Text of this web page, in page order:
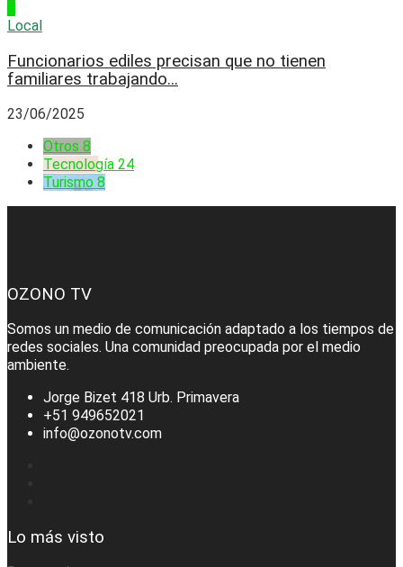
Local
Funcionarios ediles precisan que no tienen
familiares trabajando...
23/06/2025
Otros 8
Tecnología 24
Turismo 8
OZONO TV
Somos un medio de comunicación adaptado a los tiempos de
redes sociales. Una comunidad preocupada por el medio
ambiente.
Jorge Bizet 418 Urb. Primavera
+51 949652021
info@ozonotv.com
Lo más visto